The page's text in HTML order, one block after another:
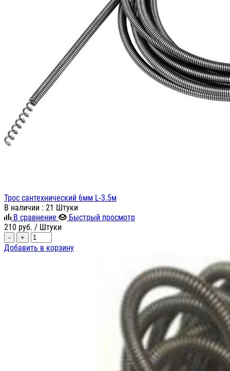
Трос сантехнический 6мм L-3.5м
В наличии : 21 Штуки
В сравнение
Быстрый просмотр
210 руб. / Штуки
- +
Добавить в корзину